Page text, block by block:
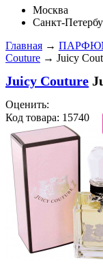
Москва
Санкт-
Главная →
Couture → Juicy
Juicy Couture
Оценить:
Код товара: 15740